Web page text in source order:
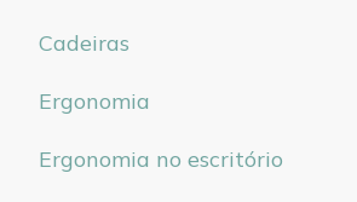
Cadeiras
Ergonomia
Ergonomia no escritório